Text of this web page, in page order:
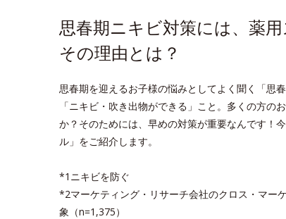
思春期ニキビ対策には、薬
その理由とは？
思春期を迎えるお子様の悩みとしてよく聞く「思
「ニキビ・吹き出物ができる」こと。多くの方
か？そのためには、早めの対策が重要なんです！
ル」をご紹介します。
*1ニキビを防ぐ
*2マーケティング・リサーチ会社のクロス・マー
象（n=1,375）